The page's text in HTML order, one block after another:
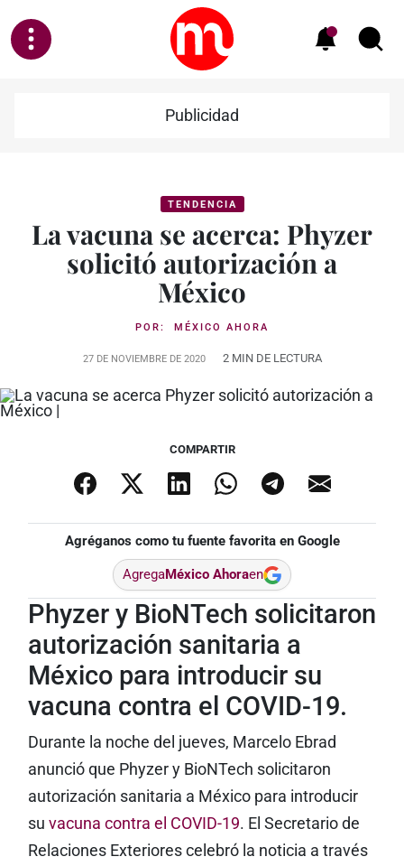
Publicidad
TENDENCIA
La vacuna se acerca: Phyzer
solicitó autorización a
México
POR: MÉXICO AHORA
27 DE NOVIEMBRE DE 2020 2 MIN DE LECTURA
COMPARTIR
Agréganos como tu fuente favorita en Google
AgregaMéxico Ahoraen
Phyzer y BioNTech solicitaron
autorización sanitaria a
México para introducir su
vacuna contra el COVID-19.
Durante la noche del jueves, Marcelo Ebrad
anunció que Phyzer y BioNTech solicitaron
autorización sanitaria a México para introducir
su vacuna contra el COVID-19. El Secretario de
Relaciones Exteriores celebró la noticia a través